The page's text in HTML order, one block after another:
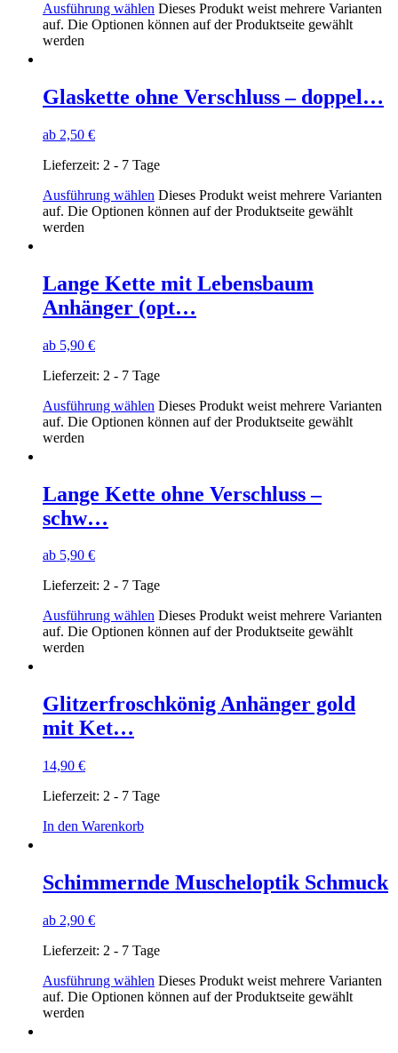
Ausführung wählen Dieses Produkt weist mehrere Varianten
auf. Die Optionen können auf der Produktseite gewählt
werden
Glaskette ohne Verschluss – doppel…
ab 2,50 €
Lieferzeit: 2 - 7 Tage
Ausführung wählen Dieses Produkt weist mehrere Varianten
auf. Die Optionen können auf der Produktseite gewählt
werden
Lange Kette mit Lebensbaum
Anhänger (opt…
ab 5,90 €
Lieferzeit: 2 - 7 Tage
Ausführung wählen Dieses Produkt weist mehrere Varianten
auf. Die Optionen können auf der Produktseite gewählt
werden
Lange Kette ohne Verschluss –
schw…
ab 5,90 €
Lieferzeit: 2 - 7 Tage
Ausführung wählen Dieses Produkt weist mehrere Varianten
auf. Die Optionen können auf der Produktseite gewählt
werden
Glitzerfroschkönig Anhänger gold
mit Ket…
14,90 €
Lieferzeit: 2 - 7 Tage
In den Warenkorb
Schimmernde Muscheloptik Schmuck
ab 2,90 €
Lieferzeit: 2 - 7 Tage
Ausführung wählen Dieses Produkt weist mehrere Varianten
auf. Die Optionen können auf der Produktseite gewählt
werden